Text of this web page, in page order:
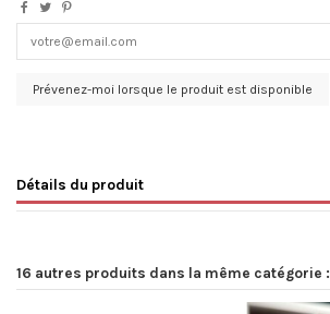
Détails du produit
16 autres produits dans la même catégorie :